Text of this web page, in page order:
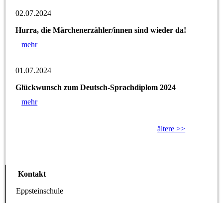
02.07.2024
Hurra, die Märchenerzähler/innen sind wieder da!
mehr
01.07.2024
Glückwunsch zum Deutsch-Sprachdiplom 2024
mehr
ältere >>
Kontakt
Eppsteinschule